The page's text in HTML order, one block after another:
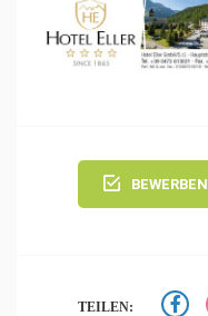
BEWERBEN
TEILEN: